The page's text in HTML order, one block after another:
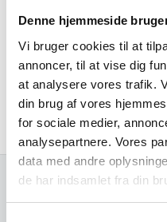
Denne hjemmeside
Vi bruger cookies til at
annoncer, til at vise dig
at analysere vores trafik.
din brug af vores
for sociale medier,
analysepartnere. Vores
data med andre
de har indsamlet fra din
Specifikationer
Størrelse (L x b x h):
Ydre: 1180 x 600 x
Indre:1000 x 600 x
Relaterede varer